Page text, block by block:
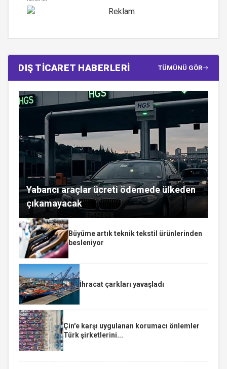
DIŞ TİCARET HABERLERİ TÜMÜNÜ GÖR
Yabancı araçlar ücreti ödemede ülkeden
çıkamayacak
Büyüme artık teknik tekstil ürünlerinden
besleniyor
İhracat çarkları yavaşladı
Çin'e karşı uygulanan korumacı önlemler
Türk şirketlerini...